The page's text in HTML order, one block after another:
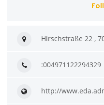
Hirschstraße 22 ,
:004971122294329
http://